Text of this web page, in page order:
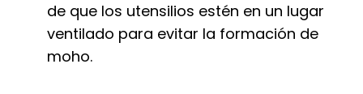
de que los utensilios estén en un lugar
ventilado para evitar la formación de
moho.